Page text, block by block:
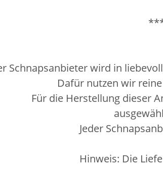
Schnapsanbieter wird in
Dafür nutzen wir
Für die Herstellung dieser
Jeder
Hinweis: Die